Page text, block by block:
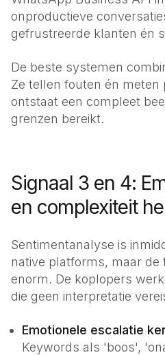
onproductieve
gefrustreerde klanten én
De beste systemen
Ze tellen fouten én meten
ontstaat een compleet
grenzen bereikt.
Signaal 3 en 4:
en complexiteit
Sentimentanalyse is
native platforms, maar de
enorm. De koplopers
die geen interpretatie
Emotionele escalatie
Keywords als 'boos',